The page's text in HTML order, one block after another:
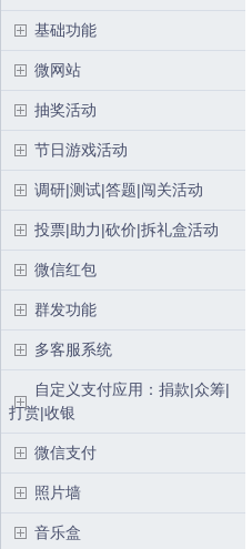
基础功能
微网站
抽奖活动
节日游戏活动
调研|测试|答题|闯关活动
投票|助力|砍价|拆礼盒活动
微信红包
群发功能
多客服系统
自定义支付应用：捐款|众筹|
打赏|收银
微信支付
照片墙
音乐盒